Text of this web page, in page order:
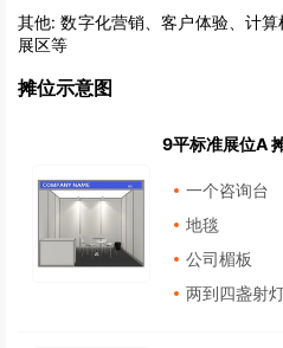
其他: 数字化营销、客户体验、计
展区等
摊位示意图
9平标准展位A
一个咨询台
地毯
公司楣板
两到四盏射